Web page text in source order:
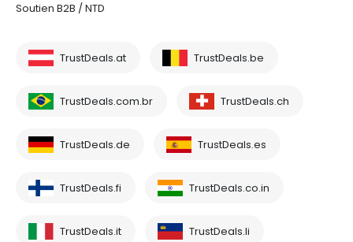
Soutien B2B / NTD
TrustDeals.at TrustDeals.be
TrustDeals.com.br TrustDeals.ch
TrustDeals.de TrustDeals.es
TrustDeals.fi TrustDeals.co.in
TrustDeals.it TrustDeals.li